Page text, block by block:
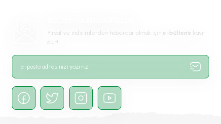
Gönder
Fırsat ve indirimlerden haberdar olmak için e-bülten’e kayıt
olun!